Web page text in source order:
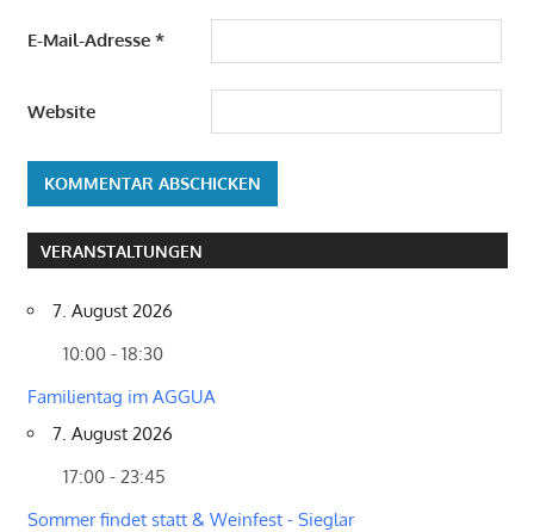
E-Mail-Adresse *
Website
VERANSTALTUNGEN
7. August 2026
10:00 - 18:30
Familientag im AGGUA
7. August 2026
17:00 - 23:45
Sommer findet statt & Weinfest - Sieglar